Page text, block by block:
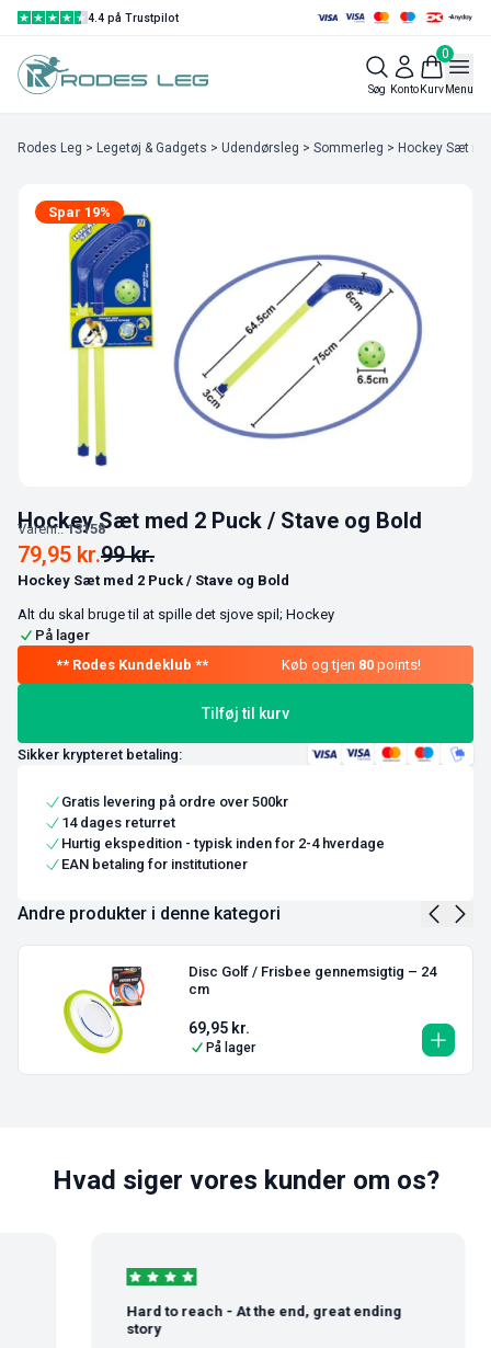
4.4 på Trustpilot
Søg Konto
0
KurvMenu
Rodes Leg > Legetøj & Gadgets > Udendørsleg > Sommerleg > Hockey Sæt
Spar 19%
Hockey Sæt med 2 Puck / Stave og Bold
Varenr.:13158
99kr.
79,95 kr.
Hockey Sæt med 2 Puck / Stave og Bold
Alt du skal bruge til at spille det sjove spil; Hockey
På lager
Køb og tjen 80points!
Tilføj til kurv
Sikker krypteret betaling:
Gratis levering på ordre over 500kr
14 dages returret
Hurtig ekspedition - typisk inden for 2-4 hverdage
EAN betaling for institutioner
Andre produkter i denne kategori
Disc Golf / Frisbee gennemsigtig – 24
cm
69,95 kr.
På lager
Hvad siger vores kunder om os?
Hard to reach - At the end, great ending
story